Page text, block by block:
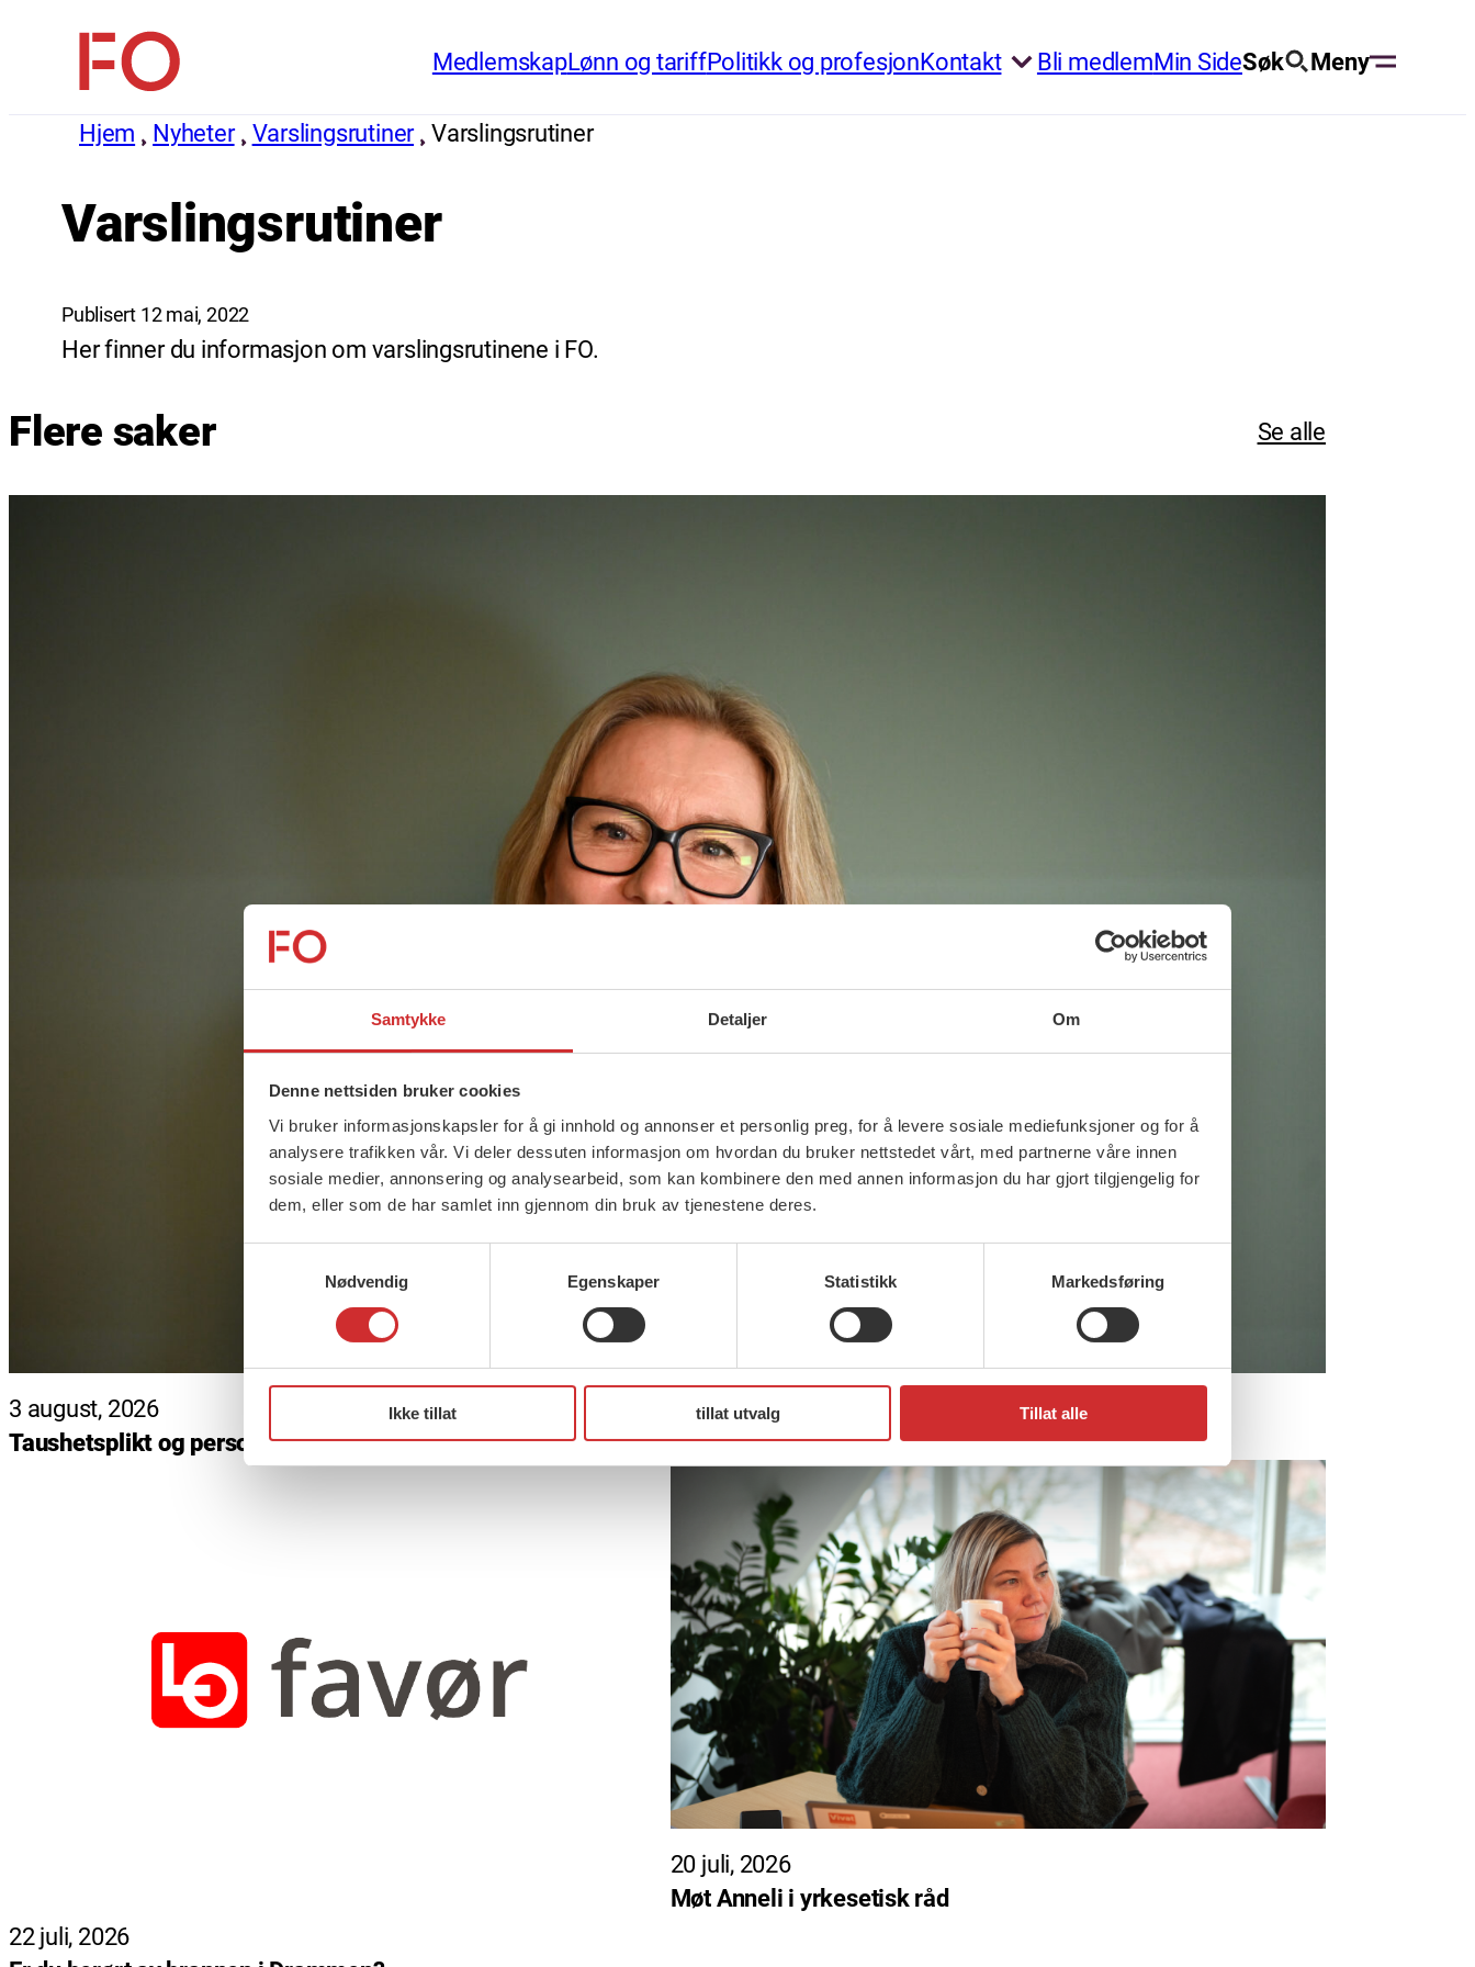
Samtykke Detaljer Om
Denne nettsiden bruker cookies
Vi bruker informasjonskapsler for å gi innhold og annonser et personlig preg, for å levere sosiale mediefunksjoner og for å
analysere trafikken vår. Vi deler dessuten informasjon om hvordan du bruker nettstedet vårt, med partnerne våre innen
sosiale medier, annonsering og analysearbeid, som kan kombinere den med annen informasjon du har gjort tilgjengelig for
dem, eller som de har samlet inn gjennom din bruk av tjenestene deres.
Nødvendig
Egenskaper Statistikk Markedsføring
Ikke tillat tillat utvalg Tillat alle
innholdFO
(Fellesorganisasjonen)
MedlemskapLønn og tariffPolitikk og profesjonKontakt Bli medlemMin SideSøk Meny
Hjem Nyheter Varslingsrutiner Varslingsrutiner
Varslingsrutiner
Publisert 12 mai, 2022
Her finner du informasjon om varslingsrutinene i FO.
Flere saker Se alle
3 august, 2026
Taushetsplikt og personvern
22 juli, 2026
20 juli, 2026
Møt Anneli i yrkesetisk råd